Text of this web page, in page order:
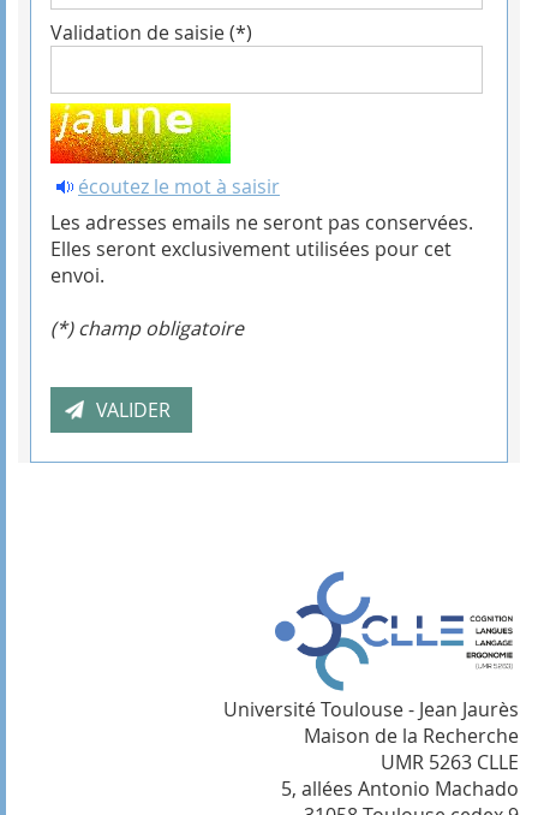
Validation de saisie (*)
écoutez le mot à saisir
Les adresses emails ne seront pas conservées.
Elles seront exclusivement utilisées pour cet
envoi.
(*) champ obligatoire
Université Toulouse - Jean Jaurès
Maison de la Recherche
UMR 5263 CLLE
5, allées Antonio Machado